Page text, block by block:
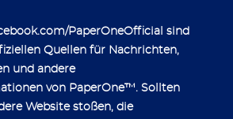
PaperOneOfficial sind
Quellen für Nachrichten,
und andere
von PaperOne™. Sollten
Website stoßen, die